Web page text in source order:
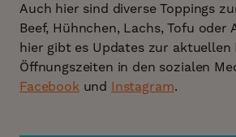
Auch hier sind diverse Toppings
Beef, Hühnchen, Lachs, Tofu oder
hier gibt es Updates zur aktuellen
Öffnungszeiten in den sozialen
Facebookund Instagram.